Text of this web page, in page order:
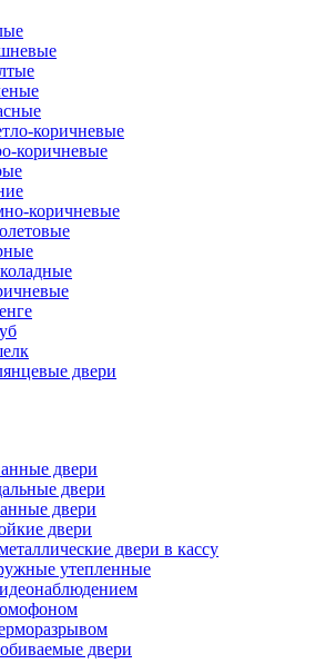
коричневые
коричневые
коричневые
двери
двери
двери
двери
двери
двери в кассу
утепленные
двери